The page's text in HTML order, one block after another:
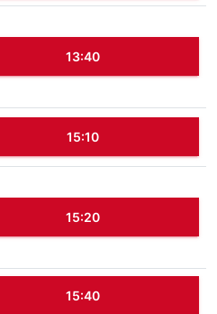
13:40
15:10
15:20
15:40